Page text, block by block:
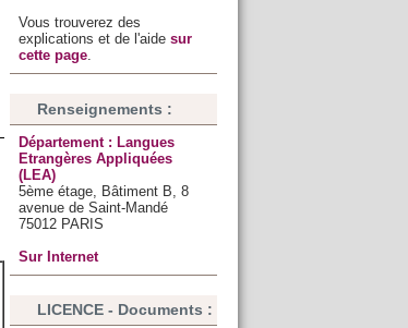
Vous trouverez des
explications et de l'aide sur
cette page.
Renseignements :
Département : Langues
Etrangères Appliquées
(LEA)
5ème étage, Bâtiment B, 8
avenue de Saint-Mandé
75012 PARIS
Sur Internet
LICENCE - Documents :